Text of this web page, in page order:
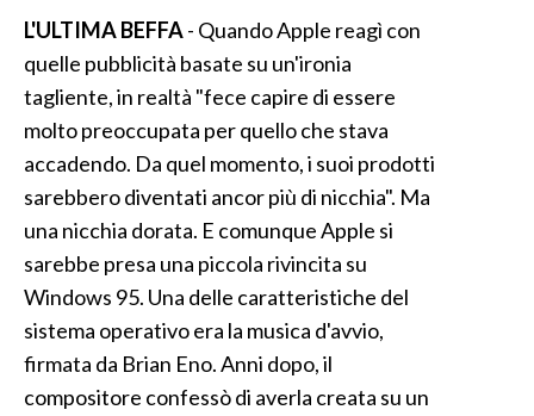
L'ULTIMA BEFFA- Quando Apple reagì con
quelle pubblicità basate su un'ironia
tagliente, in realtà "fece capire di essere
molto preoccupata per quello che stava
accadendo. Da quel momento, i suoi prodotti
sarebbero diventati ancor più di nicchia". Ma
una nicchia dorata. E comunque Apple si
sarebbe presa una piccola rivincita su
Windows 95. Una delle caratteristiche del
sistema operativo era la musica d'avvio,
firmata da Brian Eno. Anni dopo, il
compositore confessò di averla creata su un